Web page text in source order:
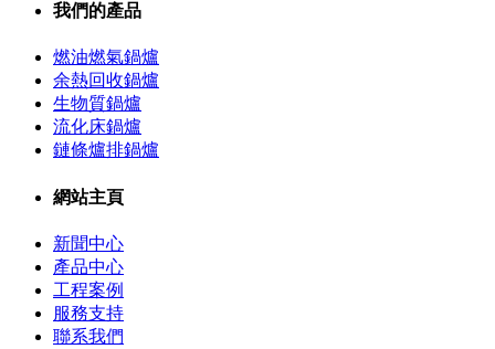
我們的產品
燃油燃氣鍋爐
余熱回收鍋爐
生物質鍋爐
流化床鍋爐
鏈條爐排鍋爐
網站主頁
新聞中心
產品中心
工程案例
服務支持
聯系我們